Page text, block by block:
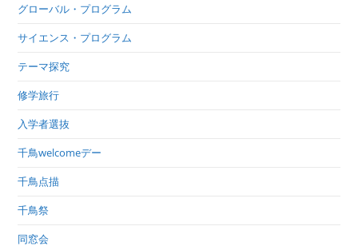
グローバル・プログラム
サイエンス・プログラム
テーマ探究
修学旅行
入学者選抜
千鳥welcomeデー
千鳥点描
千鳥祭
同窓会